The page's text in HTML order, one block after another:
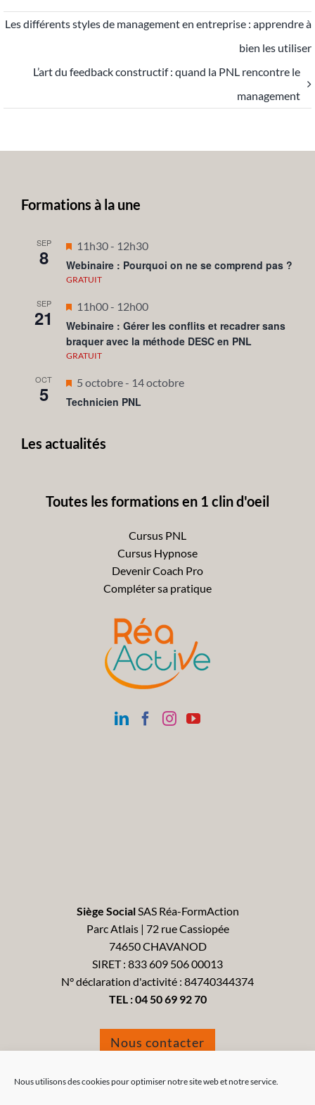
Nous utilisons des cookies pour optimiser notre site web et notre service.
Les différents styles de management en entreprise : apprendre à
bien les utiliser
L’art du feedback constructif : quand la PNL rencontre le
management
Formations à la une
SEP
8
Mis
en
avant
11h30- 12h30
Webinaire : Pourquoi on ne se comprend pas ?
GRATUIT
SEP
21
Mis
en
avant
11h00- 12h00
Webinaire : Gérer les conflits et recadrer sans
braquer avec la méthode DESC en PNL
GRATUIT
OCT
5
Mis
en
5 octobre- 14 octobre
Technicien PNL
Les actualités
Toutes les formations en 1 clin d'oeil
Cursus PNL
Cursus Hypnose
Devenir Coach Pro
Compléter sa pratique
Siège SocialSAS Réa-FormAction
Parc Atlais | 72 rue Cassiopée
74650 CHAVANOD
SIRET : 833 609 506 00013
N° déclaration d'activité : 84740344374
TEL :04 50 69 92 70
Nous contacter